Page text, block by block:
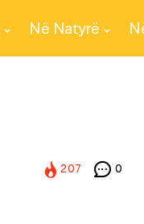
Në Natyrë
207 0